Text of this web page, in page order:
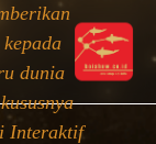
dunia
Interaktif